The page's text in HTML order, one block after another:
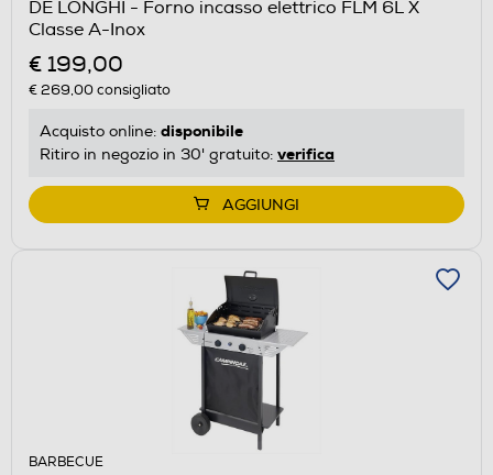
DE LONGHI - Forno incasso elettrico FLM 6L X
Classe A-Inox
€ 199,00
€ 269,00consigliato
Acquisto online: disponibile
Ritiro in negozio in 30' gratuito: verifica
AGGIUNGI
BARBECUE